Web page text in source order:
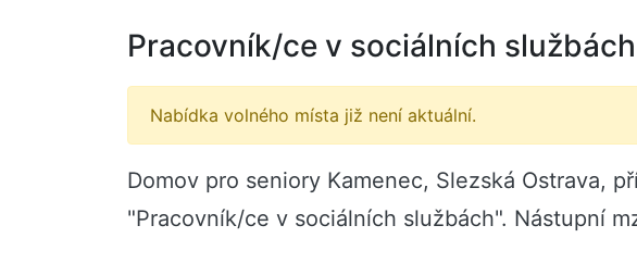
Pracovník/ce v sociálních
Nabídka volného místa již není aktuální.
Domov pro seniory Kamenec, Slezská Ostrava,
"Pracovník/ce v sociálních službách". Nástupní